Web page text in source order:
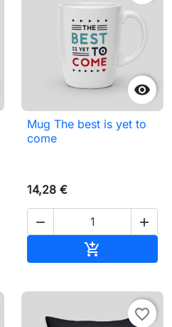

Mug The best is yet to
come
14,28 €
 

favorite_border